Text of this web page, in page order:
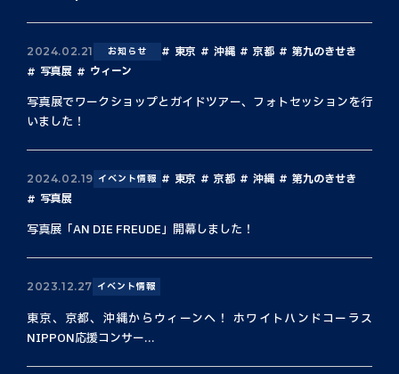
2024.02.21 お知らせ 東京 沖縄 京都
第九のきせき
写真展
ウィーン
写真展でワークショップとガイドツアー、フォトセッションを行
いました！
2024.02.19 イベント情報 東京 京都 沖縄
第九のきせき
写真展
写真展「AN DIE FREUDE」開幕しました！
2023.12.27 イベント情報
東京、京都、沖縄からウィーンへ！ ホワイトハンドコーラス
NIPPON応援コンサー...